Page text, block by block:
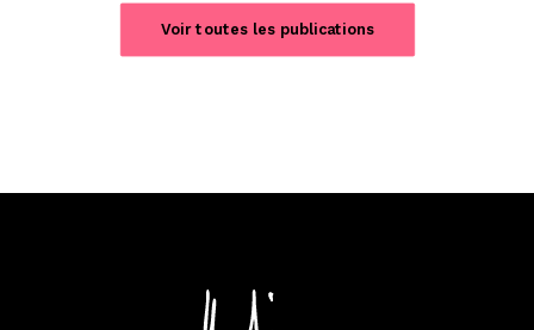
Voir toutes les publications